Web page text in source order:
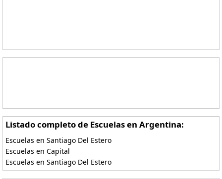
Listado completo de Escuelas en Argentina:
Escuelas en Santiago Del Estero
Escuelas en Capital
Escuelas en Santiago Del Estero